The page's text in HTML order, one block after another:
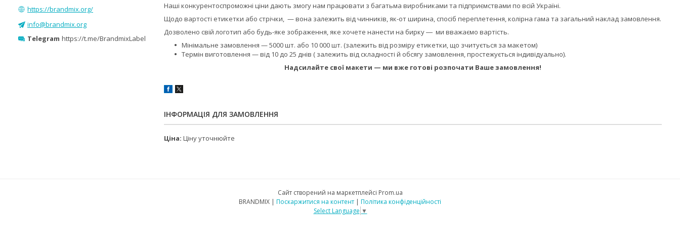
Наші конкурентоспроможні ціни дають змогу нам працювати з багатьма виробниками та підприємствами по всій Україні.
Щодо вартості етикетки або стрічки, — вона залежить від чинників, як-от ширина, спосіб переплетення, колірна гама та загальний наклад замовлення.
Дозволено свій логотип або будь-яке зображення, яке хочете нанести на бирку ― ми вважаємо вартість.
Мінімальне замовлення — 5000 шт. або 10 000 шт. (залежить від розміру етикетки, що зчитується за макетом)
Термін виготовлення — від 10 до 25 днів ( залежить від складності й обсягу замовлення, простежується індивідуально).
Надсилайте свої макети — ми вже готові розпочати Ваше замовлення!
ІНФОРМАЦІЯ ДЛЯ ЗАМОВЛЕННЯ
Ціна: Ціну уточнюйте
https://brandmix.org/
info@brandmix.org
Telegram https://t.me/BrandmixLabel
Сайт створений на маркетплейсі Prom.ua
BRANDMIX | Поскаржитися на контент | Політика конфіденційності
Select Language ▼